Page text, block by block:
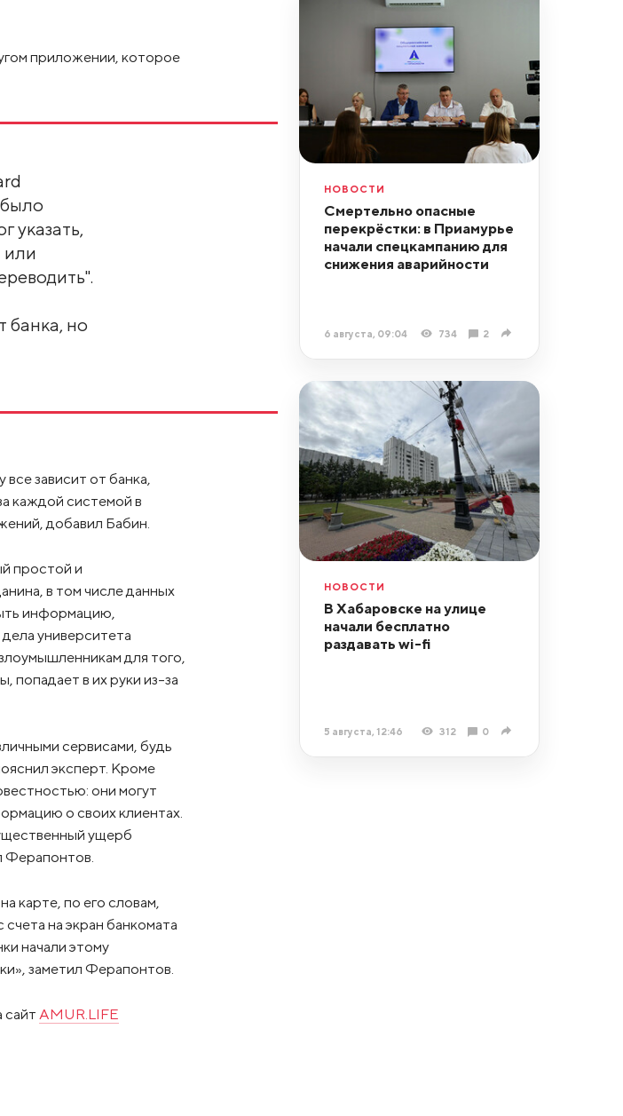
приложении, которое
указать,
или
банка, но
зависит от банка,
каждой системой в
добавил Бабин.
простой и
в том числе данных
информацию,
университета
для того,
попадает в их руки из-за
сервисами, будь
эксперт. Кроме
они могут
о своих клиентах.
ущерб
Ферапонтов.
карте, по его словам,
на экран банкомата
начали этому
заметил Ферапонтов.
сайт AMUR.LIFE
НОВОСТИ
Смертельно опасные
перекрёстки: в Приамурье
начали спецкампанию для
снижения аварийности
6 августа, 09:04 734 2
НОВОСТИ
В Хабаровске на улице
начали бесплатно
раздавать wi-fi
5 августа, 12:46 312 0